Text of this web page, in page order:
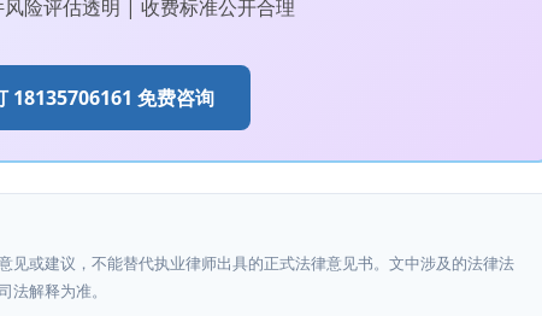
险评估透明 | 收费标准公开合理
18135706161 免费咨询
见或建议，不能替代执业律师出具的正式法律意见书。文中涉及的法律法
解释为准。